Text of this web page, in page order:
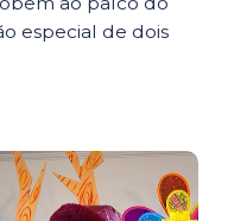
especial de dois